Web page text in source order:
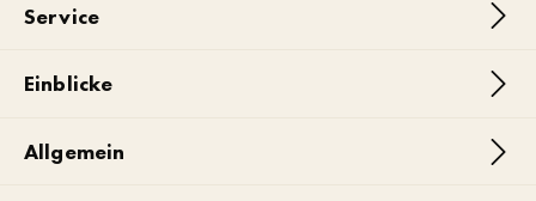
Service
Einblicke
Allgemein